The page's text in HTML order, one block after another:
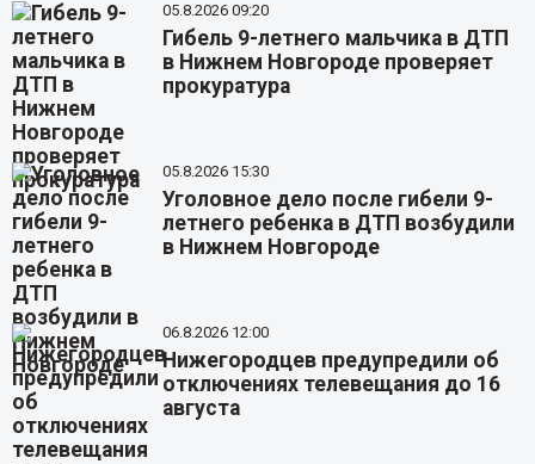
05.8.2026 09:20
Гибель 9-летнего мальчика в ДТП
в Нижнем Новгороде проверяет
прокуратура
05.8.2026 15:30
Уголовное дело после гибели 9-
летнего ребенка в ДТП возбудили
в Нижнем Новгороде
06.8.2026 12:00
Нижегородцев предупредили об
отключениях телевещания до 16
августа